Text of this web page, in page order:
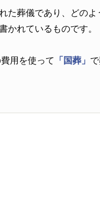
た葬儀であり、どの
かれているものです。
用を使って 「国葬」